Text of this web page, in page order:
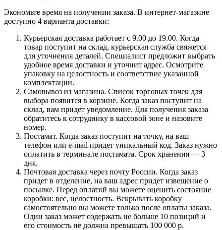
Экономьте время на получении заказа. В интернет-магазине
доступно 4 варианта доставки:
Курьерская доставка работает с 9.00 до 19.00. Когда
товар поступит на склад, курьерская служба свяжется
для уточнения деталей. Специалист предложит выбрать
удобное время доставки и уточнит адрес. Осмотрите
упаковку на целостность и соответствие указанной
комплектации.
Самовывоз из магазина. Список торговых точек для
выбора появится в корзине. Когда заказ поступит на
склад, вам придет уведомление. Для получения заказа
обратитесь к сотруднику в кассовой зоне и назовите
номер.
Постамат. Когда заказ поступит на точку, на ваш
телефон или e-mail придет уникальный код. Заказ нужно
оплатить в терминале постамата. Срок хранения — 3
дня.
Почтовая доставка через почту России. Когда заказ
придет в отделение, на ваш адрес придет извещение о
посылке. Перед оплатой вы можете оценить состояние
коробки: вес, целостность. Вскрывать коробку
самостоятельно вы можете только после оплаты заказа.
Один заказ может содержать не больше 10 позиций и
его стоимость не должна превышать 100 000 р.